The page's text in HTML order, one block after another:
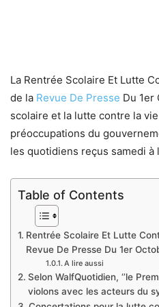
La Rentrée Scolaire Et Lutte
de la Revue De Presse Du 1er
scolaire et la lutte contre la
préoccupations du
les quotidiens reçus samedi à
Table of Contents
Rentrée Scolaire Et Lutte
Revue De Presse Du 1er
A lire aussi
Selon WalfQuotidien, ‘’le
violons avec les acteurs du